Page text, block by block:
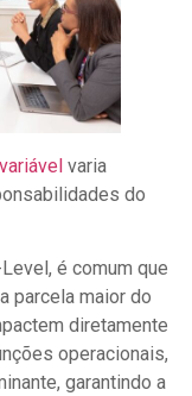
varia
do
é comum que
parcela maior do
diretamente
operacionais,
garantindo a